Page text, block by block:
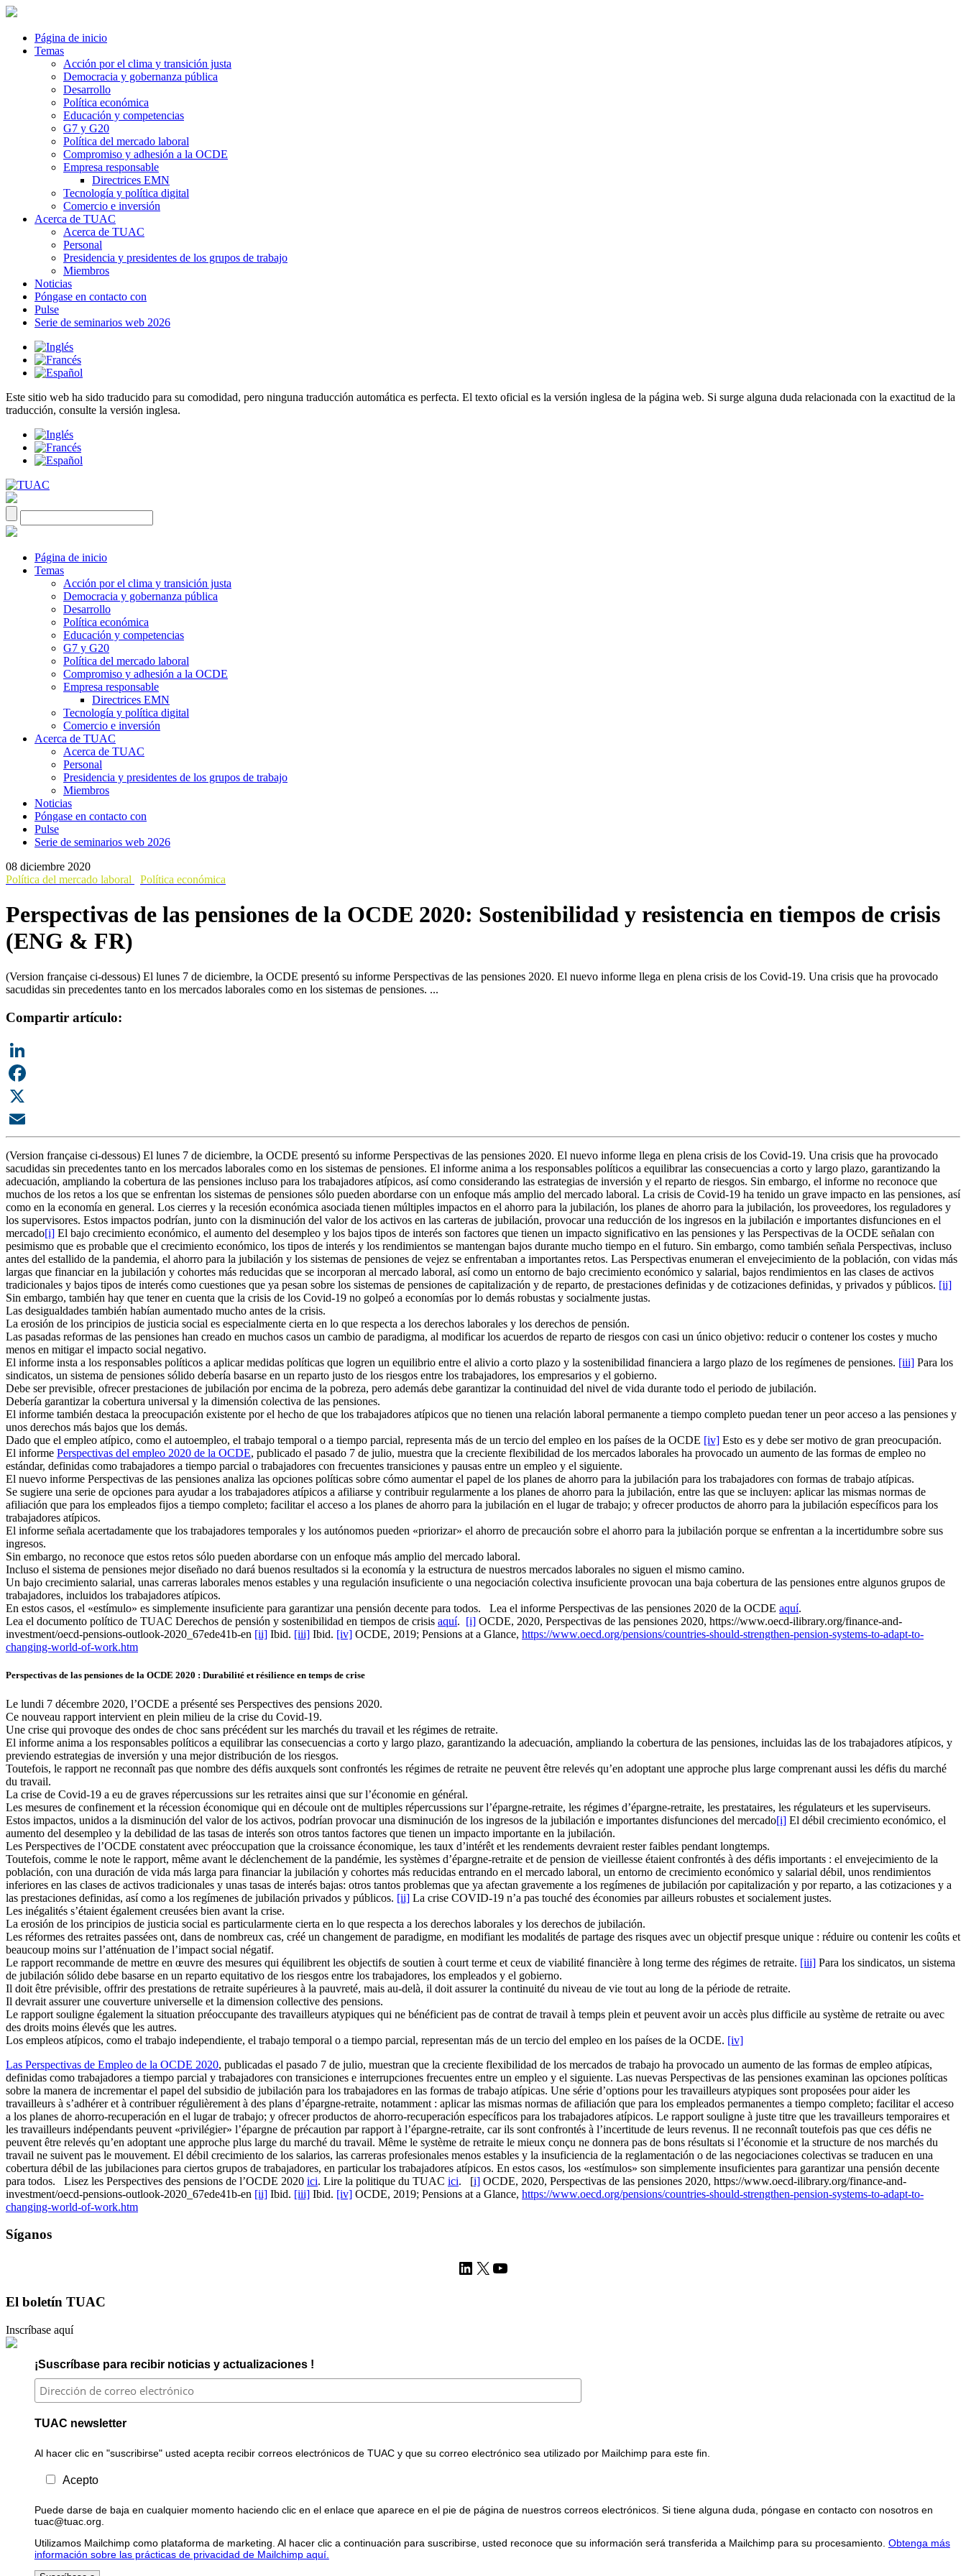
Página de inicio
Temas
Acción por el clima y transición justa
Democracia y gobernanza pública
Desarrollo
Política económica
Educación y competencias
G7 y G20
Política del mercado laboral
Compromiso y adhesión a la OCDE
Empresa responsable
Directrices EMN
Tecnología y política digital
Comercio e inversión
Acerca de TUAC
Acerca de TUAC
Personal
Presidencia y presidentes de los grupos de trabajo
Miembros
Noticias
Póngase en contacto con
Pulse
Serie de seminarios web 2026
Este sitio web ha sido traducido para su comodidad, pero ninguna traducción automática es perfecta. El texto oficial es la versión inglesa de la página web. Si surge alguna duda relacionada con la exactitud de la
traducción, consulte la versión inglesa.
Página de inicio
Temas
Acción por el clima y transición justa
Democracia y gobernanza pública
Desarrollo
Política económica
Educación y competencias
G7 y G20
Política del mercado laboral
Compromiso y adhesión a la OCDE
Empresa responsable
Directrices EMN
Tecnología y política digital
Comercio e inversión
Acerca de TUAC
Acerca de TUAC
Personal
Presidencia y presidentes de los grupos de trabajo
Miembros
Noticias
Póngase en contacto con
Pulse
Serie de seminarios web 2026
08 diciembre 2020
Política del mercado laboral
Política económica
Perspectivas de las pensiones de la OCDE 2020: Sostenibilidad y resistencia en tiempos de crisis
(ENG & FR)
(Version française ci-dessous) El lunes 7 de diciembre, la OCDE presentó su informe Perspectivas de las pensiones 2020. El nuevo informe llega en plena crisis de los Covid-19. Una crisis que ha provocado
sacudidas sin precedentes tanto en los mercados laborales como en los sistemas de pensiones. ...
Compartir artículo:
LinkedIn
Facebook
X
Email
(Version française ci-dessous) El lunes 7 de diciembre, la OCDE presentó su informe Perspectivas de las pensiones 2020. El nuevo informe llega en plena crisis de los Covid-19. Una crisis que ha provocado
sacudidas sin precedentes tanto en los mercados laborales como en los sistemas de pensiones. El informe anima a los responsables políticos a equilibrar las consecuencias a corto y largo plazo, garantizando la
adecuación, ampliando la cobertura de las pensiones incluso para los trabajadores atípicos, así como considerando las estrategias de inversión y el reparto de riesgos. Sin embargo, el informe no reconoce que
muchos de los retos a los que se enfrentan los sistemas de pensiones sólo pueden abordarse con un enfoque más amplio del mercado laboral. La crisis de Covid-19 ha tenido un grave impacto en las pensiones, así
como en la economía en general. Los cierres y la recesión económica asociada tienen múltiples impactos en el ahorro para la jubilación, los planes de ahorro para la jubilación, los proveedores, los reguladores y
los supervisores. Estos impactos podrían, junto con la disminución del valor de los activos en las carteras de jubilación, provocar una reducción de los ingresos en la jubilación e importantes disfunciones en el
mercado[i] El bajo crecimiento económico, el aumento del desempleo y los bajos tipos de interés son factores que tienen un impacto significativo en las pensiones y las Perspectivas de la OCDE señalan con
pesimismo que es probable que el crecimiento económico, los tipos de interés y los rendimientos se mantengan bajos durante mucho tiempo en el futuro. Sin embargo, como también señala Perspectivas, incluso
antes del estallido de la pandemia, el ahorro para la jubilación y los sistemas de pensiones de vejez se enfrentaban a importantes retos. Las Perspectivas enumeran el envejecimiento de la población, con vidas más
largas que financiar en la jubilación y cohortes más reducidas que se incorporan al mercado laboral, así como un entorno de bajo crecimiento económico y salarial, bajos rendimientos en las clases de activos
tradicionales y bajos tipos de interés como cuestiones que ya pesan sobre los sistemas de pensiones de capitalización y de reparto, de prestaciones definidas y de cotizaciones definidas, y privados y públicos. [ii]
Sin embargo, también hay que tener en cuenta que la crisis de los Covid-19 no golpeó a economías por lo demás robustas y socialmente justas.
Las desigualdades también habían aumentado mucho antes de la crisis.
La erosión de los principios de justicia social es especialmente cierta en lo que respecta a los derechos laborales y los derechos de pensión.
Las pasadas reformas de las pensiones han creado en muchos casos un cambio de paradigma, al modificar los acuerdos de reparto de riesgos con casi un único objetivo: reducir o contener los costes y mucho
menos en mitigar el impacto social negativo.
El informe insta a los responsables políticos a aplicar medidas políticas que logren un equilibrio entre el alivio a corto plazo y la sostenibilidad financiera a largo plazo de los regímenes de pensiones. [iii] Para los
sindicatos, un sistema de pensiones sólido debería basarse en un reparto justo de los riesgos entre los trabajadores, los empresarios y el gobierno.
Debe ser previsible, ofrecer prestaciones de jubilación por encima de la pobreza, pero además debe garantizar la continuidad del nivel de vida durante todo el periodo de jubilación.
Debería garantizar la cobertura universal y la dimensión colectiva de las pensiones.
El informe también destaca la preocupación existente por el hecho de que los trabajadores atípicos que no tienen una relación laboral permanente a tiempo completo puedan tener un peor acceso a las pensiones y
unos derechos más bajos que los demás.
Dado que el empleo atípico, como el autoempleo, el trabajo temporal o a tiempo parcial, representa más de un tercio del empleo en los países de la OCDE [iv] Esto es y debe ser motivo de gran preocupación.
El informe Perspectivas del empleo 2020 de la OCDE, publicado el pasado 7 de julio, muestra que la creciente flexibilidad de los mercados laborales ha provocado un aumento de las formas de empleo no
estándar, definidas como trabajadores a tiempo parcial o trabajadores con frecuentes transiciones y pausas entre un empleo y el siguiente.
El nuevo informe Perspectivas de las pensiones analiza las opciones políticas sobre cómo aumentar el papel de los planes de ahorro para la jubilación para los trabajadores con formas de trabajo atípicas.
Se sugiere una serie de opciones para ayudar a los trabajadores atípicos a afiliarse y contribuir regularmente a los planes de ahorro para la jubilación, entre las que se incluyen: aplicar las mismas normas de
afiliación que para los empleados fijos a tiempo completo; facilitar el acceso a los planes de ahorro para la jubilación en el lugar de trabajo; y ofrecer productos de ahorro para la jubilación específicos para los
trabajadores atípicos.
El informe señala acertadamente que los trabajadores temporales y los autónomos pueden «priorizar» el ahorro de precaución sobre el ahorro para la jubilación porque se enfrentan a la incertidumbre sobre sus
ingresos.
Sin embargo, no reconoce que estos retos sólo pueden abordarse con un enfoque más amplio del mercado laboral.
Incluso el sistema de pensiones mejor diseñado no dará buenos resultados si la economía y la estructura de nuestros mercados laborales no siguen el mismo camino.
Un bajo crecimiento salarial, unas carreras laborales menos estables y una regulación insuficiente o una negociación colectiva insuficiente provocan una baja cobertura de las pensiones entre algunos grupos de
trabajadores, incluidos los trabajadores atípicos.
En estos casos, el «estímulo» es simplemente insuficiente para garantizar una pensión decente para todos. Lea el informe Perspectivas de las pensiones 2020 de la OCDE aquí.
Lea el documento político de TUAC Derechos de pensión y sostenibilidad en tiempos de crisis aquí. [i] OCDE, 2020, Perspectivas de las pensiones 2020, https://www.oecd-ilibrary.org/finance-and-
investment/oecd-pensions-outlook-2020_67ede41b-en [ii] Ibid. [iii] Ibid. [iv] OCDE, 2019; Pensions at a Glance, https://www.oecd.org/pensions/countries-should-strengthen-pension-systems-to-adapt-to-
changing-world-of-work.htm
Perspectivas de las pensiones de la OCDE 2020 : Durabilité et résilience en temps de crise
Le lundi 7 décembre 2020, l’OCDE a présenté ses Perspectives des pensions 2020.
Ce nouveau rapport intervient en plein milieu de la crise du Covid-19.
Une crise qui provoque des ondes de choc sans précédent sur les marchés du travail et les régimes de retraite.
El informe anima a los responsables políticos a equilibrar las consecuencias a corto y largo plazo, garantizando la adecuación, ampliando la cobertura de las pensiones, incluidas las de los trabajadores atípicos, y
previendo estrategias de inversión y una mejor distribución de los riesgos.
Toutefois, le rapport ne reconnaît pas que nombre des défis auxquels sont confrontés les régimes de retraite ne peuvent être relevés qu’en adoptant une approche plus large comprenant aussi les défis du marché
du travail.
La crise de Covid-19 a eu de graves répercussions sur les retraites ainsi que sur l’économie en général.
Les mesures de confinement et la récession économique qui en découle ont de multiples répercussions sur l’épargne-retraite, les régimes d’épargne-retraite, les prestataires, les régulateurs et les superviseurs.
Estos impactos, unidos a la disminución del valor de los activos, podrían provocar una disminución de los ingresos de la jubilación e importantes disfunciones del mercado[i] El débil crecimiento económico, el
aumento del desempleo y la debilidad de las tasas de interés son otros tantos factores que tienen un impacto importante en la jubilación.
Les Perspectives de l’OCDE constatent avec préoccupation que la croissance économique, les taux d’intérêt et les rendements devraient rester faibles pendant longtemps.
Toutefois, comme le note le rapport, même avant le déclenchement de la pandémie, les systèmes d’épargne-retraite et de pension de vieillesse étaient confrontés à des défis importants : el envejecimiento de la
población, con una duración de vida más larga para financiar la jubilación y cohortes más reducidas entrando en el mercado laboral, un entorno de crecimiento económico y salarial débil, unos rendimientos
inferiores en las clases de activos tradicionales y unas tasas de interés bajas: otros tantos problemas que ya afectan gravemente a los regímenes de jubilación por capitalización y por reparto, a las cotizaciones y a
las prestaciones definidas, así como a los regímenes de jubilación privados y públicos. [ii] La crise COVID-19 n’a pas touché des économies par ailleurs robustes et socialement justes.
Les inégalités s’étaient également creusées bien avant la crise.
La erosión de los principios de justicia social es particularmente cierta en lo que respecta a los derechos laborales y los derechos de jubilación.
Les réformes des retraites passées ont, dans de nombreux cas, créé un changement de paradigme, en modifiant les modalités de partage des risques avec un objectif presque unique : réduire ou contenir les coûts et
beaucoup moins sur l’atténuation de l’impact social négatif.
Le rapport recommande de mettre en œuvre des mesures qui équilibrent les objectifs de soutien à court terme et ceux de viabilité financière à long terme des régimes de retraite. [iii] Para los sindicatos, un sistema
de jubilación sólido debe basarse en un reparto equitativo de los riesgos entre los trabajadores, los empleados y el gobierno.
Il doit être prévisible, offrir des prestations de retraite supérieures à la pauvreté, mais au-delà, il doit assurer la continuité du niveau de vie tout au long de la période de retraite.
Il devrait assurer une couverture universelle et la dimension collective des pensions.
Le rapport souligne également la situation préoccupante des travailleurs atypiques qui ne bénéficient pas de contrat de travail à temps plein et peuvent avoir un accès plus difficile au système de retraite ou avec
des droits moins élevés que les autres.
Los empleos atípicos, como el trabajo independiente, el trabajo temporal o a tiempo parcial, representan más de un tercio del empleo en los países de la OCDE. [iv]
Las Perspectivas de Empleo de la OCDE 2020, publicadas el pasado 7 de julio, muestran que la creciente flexibilidad de los mercados de trabajo ha provocado un aumento de las formas de empleo atípicas,
definidas como trabajadores a tiempo parcial y trabajadores con transiciones e interrupciones frecuentes entre un empleo y el siguiente. Las nuevas Perspectivas de las pensiones examinan las opciones políticas
sobre la manera de incrementar el papel del subsidio de jubilación para los trabajadores en las formas de trabajo atípicas. Une série d’options pour les travailleurs atypiques sont proposées pour aider les
travailleurs à s’adhérer et à contribuer régulièrement à des plans d’épargne-retraite, notamment : aplicar las mismas normas de afiliación que para los empleados permanentes a tiempo completo; facilitar el acceso
a los planes de ahorro-recuperación en el lugar de trabajo; y ofrecer productos de ahorro-recuperación específicos para los trabajadores atípicos. Le rapport souligne à juste titre que les travailleurs temporaires et
les travailleurs indépendants peuvent «privilégier» l’épargne de précaution par rapport à l’épargne-retraite, car ils sont confrontés à l’incertitude de leurs revenus. Il ne reconnaît toutefois pas que ces défis ne
peuvent être relevés qu’en adoptant une approche plus large du marché du travail. Même le système de retraite le mieux conçu ne donnera pas de bons résultats si l’économie et la structure de nos marchés du
travail ne suivent pas le mouvement. El débil crecimiento de los salarios, las carreras profesionales menos estables y la insuficiencia de la reglamentación o de las negociaciones colectivas se traducen en una
cobertura débil de las jubilaciones para ciertos grupos de trabajadores, en particular los trabajadores atípicos. En estos casos, los «estímulos» son simplemente insuficientes para garantizar una pensión decente
para todos. Lisez les Perspectives des pensions de l’OCDE 2020 ici. Lire la politique du TUAC ici. [i] OCDE, 2020, Perspectivas de las pensiones 2020, https://www.oecd-ilibrary.org/finance-and-
investment/oecd-pensions-outlook-2020_67ede41b-en [ii] Ibid. [iii] Ibid. [iv] OCDE, 2019; Pensions at a Glance, https://www.oecd.org/pensions/countries-should-strengthen-pension-systems-to-adapt-to-
changing-world-of-work.htm
Síganos
LinkedIn
X YouTube
El boletín TUAC
Inscríbase aquí
¡Suscríbase para recibir noticias y actualizaciones !
TUAC newsletter
Al hacer clic en "suscribirse" usted acepta recibir correos electrónicos de TUAC y que su correo electrónico sea utilizado por Mailchimp para este fin.
Acepto
Puede darse de baja en cualquier momento haciendo clic en el enlace que aparece en el pie de página de nuestros correos electrónicos. Si tiene alguna duda, póngase en contacto con nosotros en
tuac@tuac.org.
Utilizamos Mailchimp como plataforma de marketing. Al hacer clic a continuación para suscribirse, usted reconoce que su información será transferida a Mailchimp para su procesamiento. Obtenga más
información sobre las prácticas de privacidad de Mailchimp aquí.